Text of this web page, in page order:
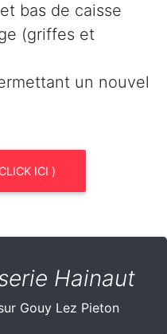
bas de caisse
(griffes et
un nouvel
ICI )
Hainaut
Gouy Lez Pieton